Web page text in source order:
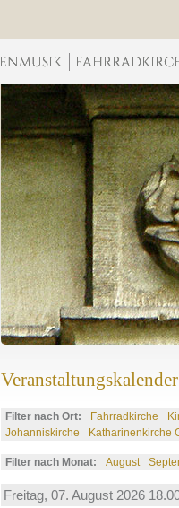
Veranstaltungskalender
Filter nach Ort: Fahrradkirche
Johanniskirche
Katharinenkirche
Filter nach Monat: August
Freitag, 07. August 2026